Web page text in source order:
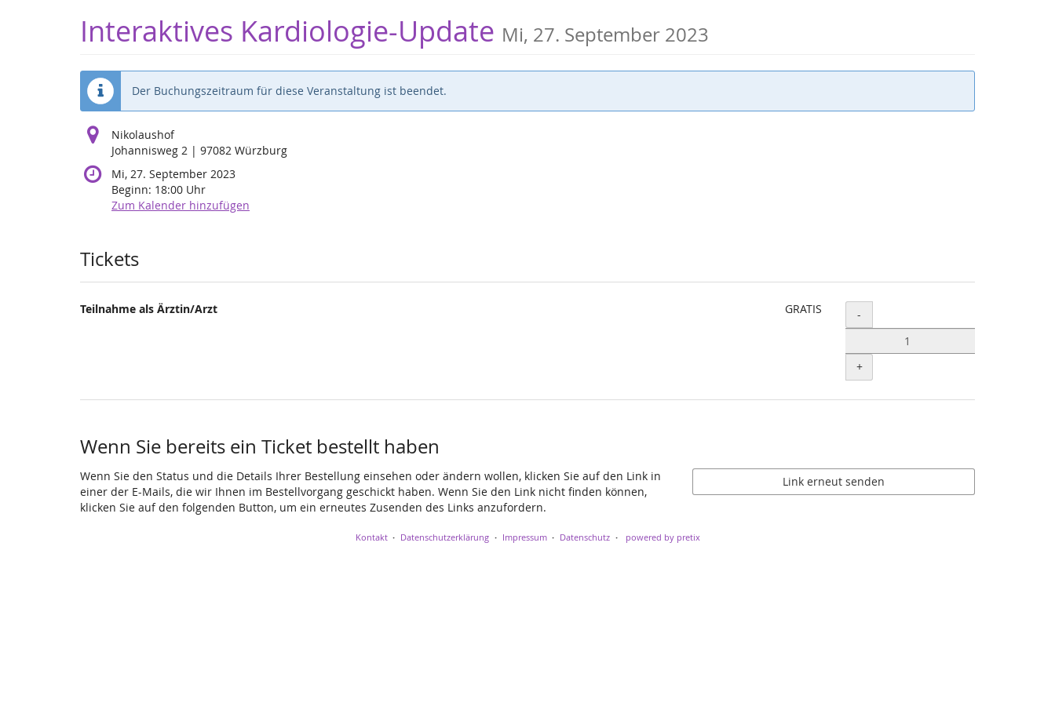
Interaktives Kardiologie-Update Mi, 27. September 2023
Der Buchungszeitraum für diese Veranstaltung ist beendet.
Nikolaushof
Johannisweg 2 | 97082 Würzburg
Mi, 27. September 2023
Beginn: 18:00 Uhr
Zum Kalender hinzufügen
Produkte
Tickets
Teilnahme als Ärztin/Arzt GRATIS Menge
-
+
Wenn Sie bereits ein Ticket bestellt haben
Wenn Sie den Status und die Details Ihrer Bestellung einsehen oder ändern wollen, klicken Sie auf den Link in
einer der E-Mails, die wir Ihnen im Bestellvorgang geschickt haben. Wenn Sie den Link nicht finden können,
klicken Sie auf den folgenden Button, um ein erneutes Zusenden des Links anzufordern.
Link erneut senden
Kontakt Datenschutzerklärung Impressum Datenschutz powered by pretix